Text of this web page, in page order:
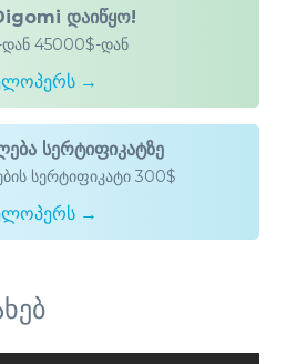
დაიწყო!
45000$-დან
→
სერტიფიკატზე
სერტიფიკატი 300$
→